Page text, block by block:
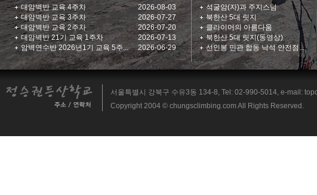
대암벽반 교육 4주차
2026-08-03
대암벽반 교육 3주차
2026-07-27
대암벽반 교육 2주차
2026-07-20
대암벽반 21기 교육 1주차
2026-07-13
암벽연수반 2026년1기 교육 5주...
2026-06-29
석굴암(자)과 주지스님
북한산 5대 릿지
클라이머의 아름다움
북한산 5대 릿지(동영상)
선인봉 민관 합동 낙석 안전점...
서울특별시 강북구 수유3동 134-8, Tel: 02-990-5014, e-mail:
Copyright 2004 © chungsclimbing.com All Rights Reserved.